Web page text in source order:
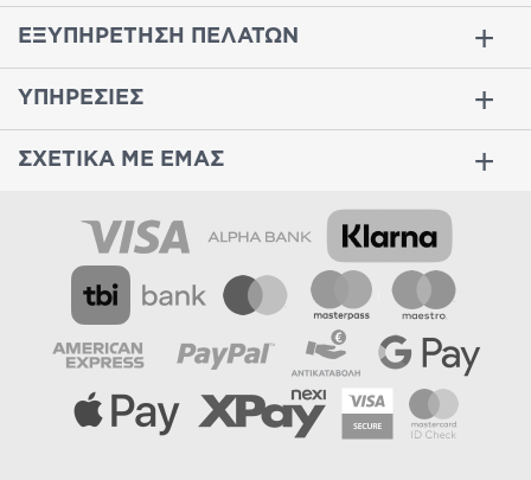
ΕΞΥΠΗΡΕΤΗΣΗ ΠΕΛΑΤΩΝ
ΥΠΗΡΕΣΙΕΣ
ΣΧΕΤΙΚΑ ΜΕ ΕΜΑΣ